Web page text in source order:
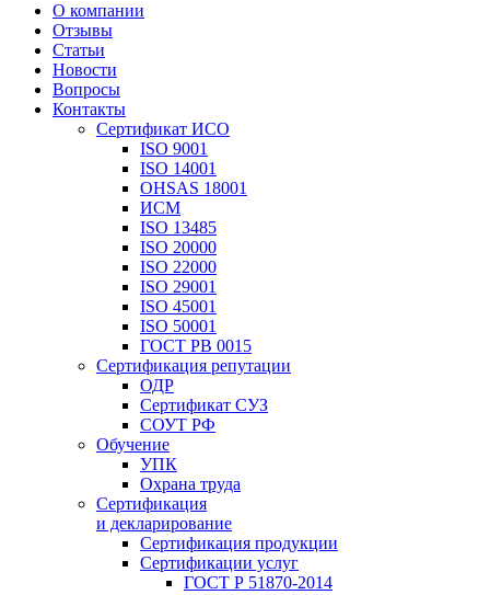
О компании
Отзывы
Статьи
Новости
Вопросы
Контакты
Сертификат ИСО
ISO 9001
ISO 14001
OHSAS 18001
ИСМ
ISO 13485
ISO 20000
ISO 22000
ISO 29001
ISO 45001
ISO 50001
ГОСТ РВ 0015
Сертификация репутации
ОДР
Сертификат СУЗ
СОУТ РФ
Обучение
УПК
Охрана труда
Сертификация
и декларирование
Сертификация продукции
Сертификации услуг
ГОСТ Р 51870-2014